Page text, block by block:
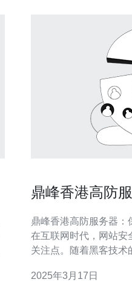
鼎峰香港高防
鼎峰香港高防服务器：
在互联网时代，网站安
关注点。随着黑客技术
的高防服务器至关重要
2025年3月17日